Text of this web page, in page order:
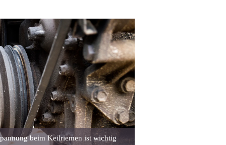
beim Keilriemen ist wichtig